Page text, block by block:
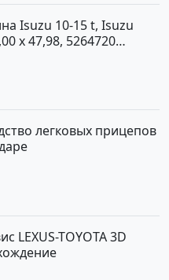
Isuzu 10-15 t, Isuzu
x 47,98, 5264720
легковых прицепов
LEXUS-TOYOTA 3D